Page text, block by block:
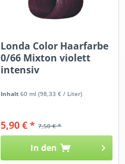
Londa Color Haarfarbe
0/66 Mixton violett
intensiv
Inhalt60 ml(98,33 € / Liter)
7,50 € *
5,90 € *
In den